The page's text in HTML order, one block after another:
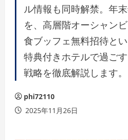
ル情報も同時解禁。年
を、高層階オーシャン
食ブッフェ無料招待と
特典付きホテルで過ご
戦略を徹底解説します。
phi72110
2025年11月26日